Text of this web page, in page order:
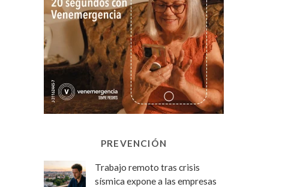
PREVENCIÓN
Trabajo remoto tras crisis
sísmica expone a las empresas